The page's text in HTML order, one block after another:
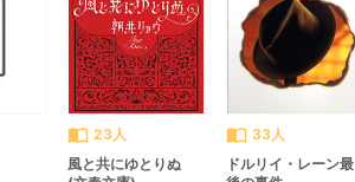
import_contacts 23人
風と共にゆとりぬ
import_contacts 33人
ドルリイ・レーン最